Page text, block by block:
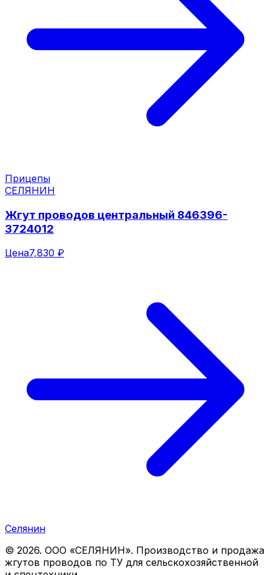
Прицепы
СЕЛЯНИН
Жгут проводов центральный 846396-
3724012
Цена7,830 ₽
Селянин
© 2026. ООО «СЕЛЯНИН». Производство и продажа
жгутов проводов по ТУ для сельскохозяйственной